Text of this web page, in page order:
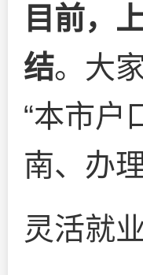
目前，
结。大
“本市户
南、办
灵活就